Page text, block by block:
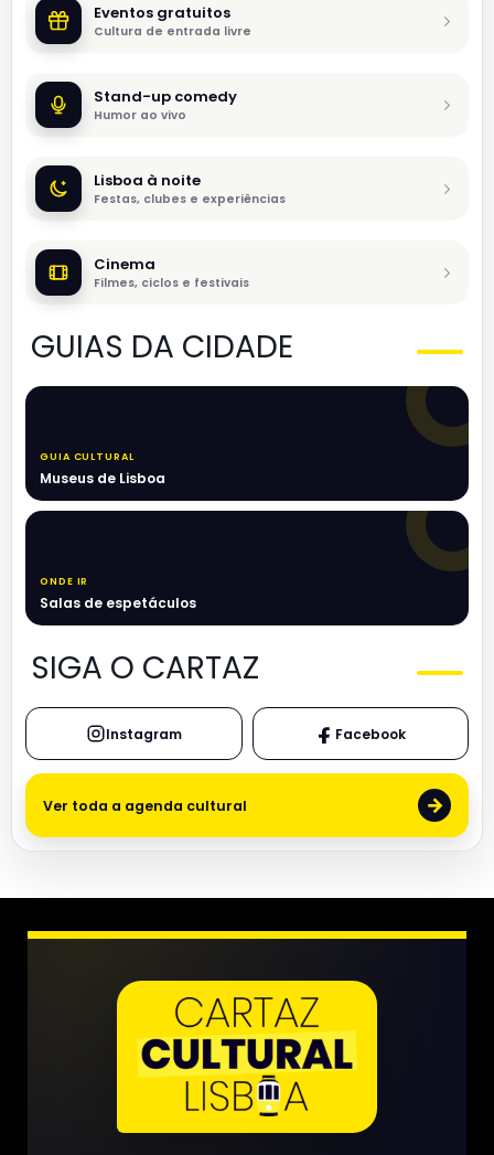
Eventos gratuitos
Cultura de entrada livre
Stand-up comedy
Humor ao vivo
Lisboa à noite
Festas, clubes e experiências
Cinema
Filmes, ciclos e festivais
GUIAS DA CIDADE
GUIA CULTURAL
Museus de Lisboa
ONDE IR
Salas de espetáculos
SIGA O CARTAZ
Instagram Facebook
Ver toda a agenda cultural →